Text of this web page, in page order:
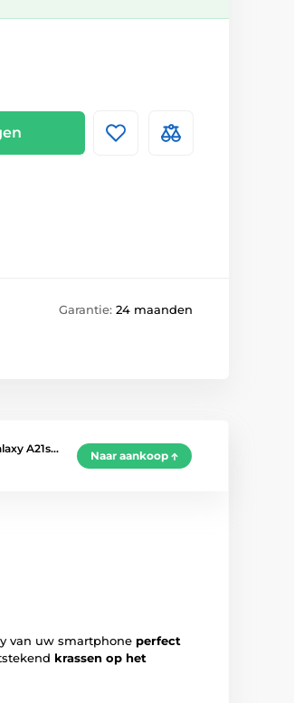
Garantie: 24 maanden
A21s…
Naar aankoop
van uw smartphone perfect
krassen op het